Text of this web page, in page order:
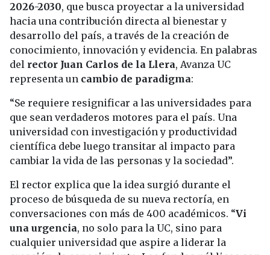
2026-2030, que busca proyectar a la universidad
hacia una contribución directa al bienestar y
desarrollo del país, a través de la creación de
conocimiento, innovación y evidencia. En palabras
del rector Juan Carlos de la Llera, Avanza UC
representa un cambio de paradigma:
“Se requiere resignificar a las universidades para
que sean verdaderos motores para el país. Una
universidad con investigación y productividad
científica debe luego transitar al impacto para
cambiar la vida de las personas y la sociedad”.
El rector explica que la idea surgió durante el
proceso de búsqueda de su nueva rectoría, en
conversaciones con más de 400 académicos. “Vi
una urgencia, no solo para la UC, sino para
cualquier universidad que aspire a liderar la